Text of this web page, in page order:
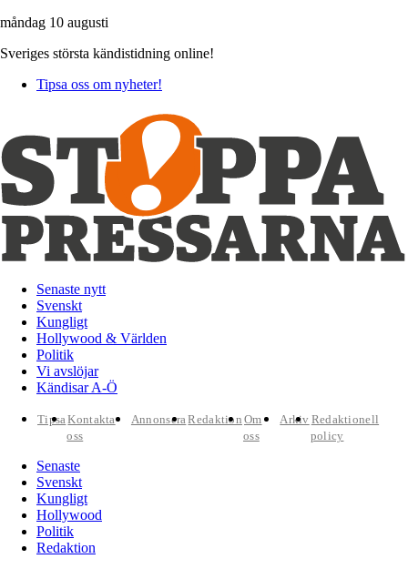
måndag 10 augusti
Sveriges största kändistidning online!
Tipsa oss om nyheter!
Senaste nytt
Svenskt
Kungligt
Hollywood & Världen
Politik
Vi avslöjar
Kändisar A-Ö
TipsaKontakta
oss
AnnonseraRedaktion Om
oss
Arkiv Redaktionell
policy
Senaste
Svenskt
Kungligt
Hollywood
Politik
Redaktion